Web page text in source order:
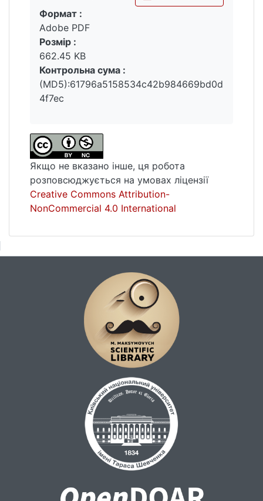
стереотипи.
Вантажиться...
Формат :
Adobe PDF
Розмір :
662.45 KB
Контрольна сума :
(MD5):61796a5158534c42b984669bd0d
4f7ec
Якщо не вказано інше, ця робота
розповсюджується на умовах ліцензії
Creative Commons Attribution-
NonCommercial 4.0 International